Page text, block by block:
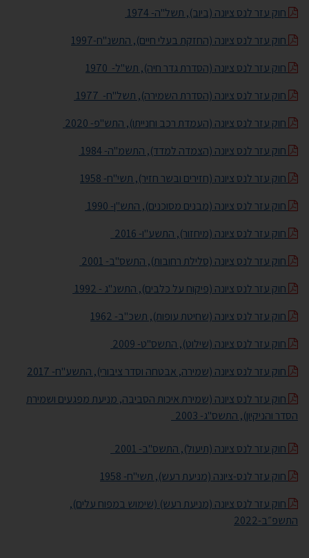
חוק עזר לנס ציונה (ביוב), תשל"ה- 1974
חוק עזר לנס ציונה (החזקת בעלי חיים), התשנ"ח-1997
חוק עזר לנס ציונה (הסדרת גדר חיה), תש"ל- 1970
חוק עזר לנס ציונה (הסדרת השמירה), תשל"ח- 1977
חוק עזר לנס ציונה (העמדת רכב וחנייתו), התש"פ- 2020
חוק עזר לנס ציונה (הצמדה למדד), התשמ"ה- 1984
חוק עזר לנס ציונה (חזירים ובשר חזיר), תשי"ח- 1958
חוק עזר לנס ציונה (מבנים מסוכנים), התש"ן- 1990
חוק עזר לנס ציונה (מיחזור), התשע"ו- 2016
חוק עזר לנס ציונה (סלילת רחובות), התשס"ב- 2001
חוק עזר לנס ציונה (פיקוח על כלבים), התשנ"ג - 1992
חוק עזר לנס ציונה (שחיטת עופות), תשכ"ב- 1962
חוק עזר לנס ציונה (שילוט), התשס"ט- 2009
חוק עזר לנס ציונה (שמירה, אבטחה וסדר ציבורי), התשע"ח- 2017
חוק עזר לנס ציונה (שמירת איכות הסביבה, מניעת מפגעים ושמירת
הסדר והניקיון), התשס"ג- 2003
חוק עזר לנס ציונה (תיעול), התשס"ב- 2001
חוק עזר לנס-ציונה (מניעת רעש), תשי"ח- 1958
חוק עזר לנס ציונה (מניעת רעש) (שימוש במפוח עלים),
התשפ״ב-2022